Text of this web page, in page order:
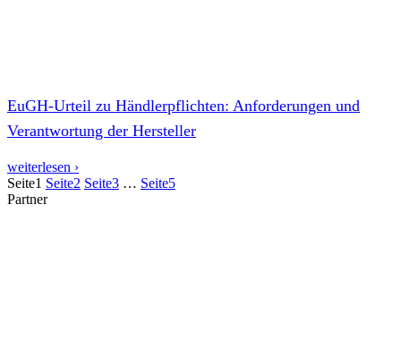
EuGH-Urteil zu Händlerpflichten: Anforderungen und
Verantwortung der Hersteller
weiterlesen ›
Seite1 Seite2 Seite3 … Seite5
Partner